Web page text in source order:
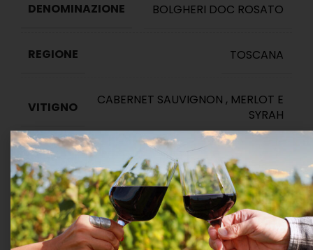
DENOMINAZIONE BOLGHERI DOC ROSATO
REGIONE TOSCANA
VITIGNO CABERNET SAUVIGNON , MERLOT E
SYRAH
PRODUTTORE Marchesi Antinori
Terminato
Compara